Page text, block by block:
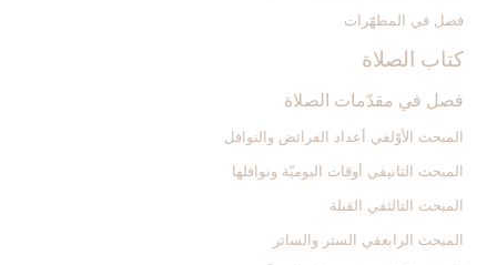
فصل في المطهّرات‏
كتاب الصلاة
فصل في مقدّمات الصلاة
المبحث الأوّل‏في أعداد الفرائض والنوافل‏
المبحث الثاني‏في أوقات اليوميّة ونوافلها
المبحث الثالث‏في القبلة
المبحث الرابع‏في الستر والساتر